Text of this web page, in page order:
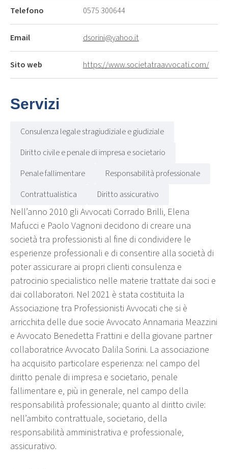
Telefono 0575 300644
Email dsorini@yahoo.it
Sito web https://www.societatraavvocati.com/
Servizi
Consulenza legale stragiudiziale e giudiziale
Diritto civile e penale di impresa e societario
Penale fallimentare
Responsabilità professionale
Contrattualistica
Diritto assicurativo
Nell’anno 2010 gli Avvocati Corrado Brilli, Elena
Mafucci e Paolo Vagnoni decidono di creare una
società tra professionisti al fine di condividere le
esperienze professionali e di consentire alla società di
poter assicurare ai propri clienti consulenza e
patrocinio specialistico nelle materie trattate dai soci e
dai collaboratori. Nel 2021 è stata costituita la
Associazione tra Professionisti Avvocati che si è
arricchita delle due socie Avvocato Annamaria Meazzini
e Avvocato Benedetta Frattini e della giovane partner
collaboratrice Avvocato Dalila Sorini. La associazione
ha acquisito particolare esperienza: nel campo del
diritto penale di impresa e societario, penale
fallimentare e, più in generale, nel campo della
responsabilità professionale; quanto al diritto civile:
nell’ambito contrattuale, societario, della
responsabilità amministrativa e professionale,
assicurativo.